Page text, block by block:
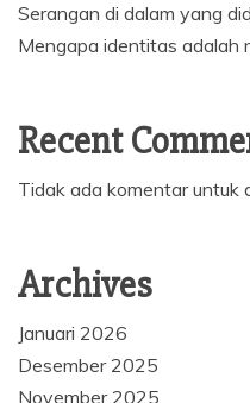
Serangan di dalam yang
Mengapa identitas adalah
Recent
Tidak ada komentar untuk
Archives
Januari 2026
Desember 2025
November 2025